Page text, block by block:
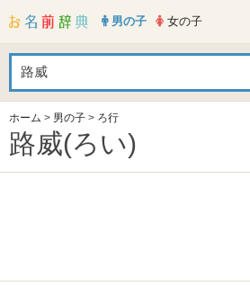
男の子 女の子
ホーム > 男の子 > ろ行
路威(ろい)